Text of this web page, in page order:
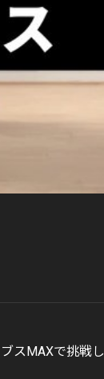
スMAXで挑戦し